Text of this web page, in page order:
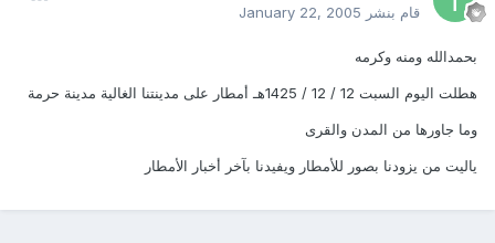
قام بنشر January 22, 2005
بحمدالله ومنه وكرمه
هطلت اليوم السبت 12 / 12 / 1425هـ أمطار على مدينتنا الغالية مدينة حرمة
وما جاورها من المدن والقرى
ياليت من يزودنا بصور للأمطار ويفيدنا بآخر أخبار الأمطار